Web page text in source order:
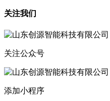
关注我们
关注公众号
添加小程序